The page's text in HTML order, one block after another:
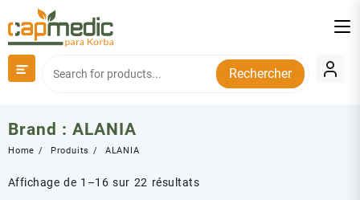
to
content
Rechercher
Brand : ALANIA
Home Produits ALANIA
Affichage de 1–16 sur 22 résultatsTrié